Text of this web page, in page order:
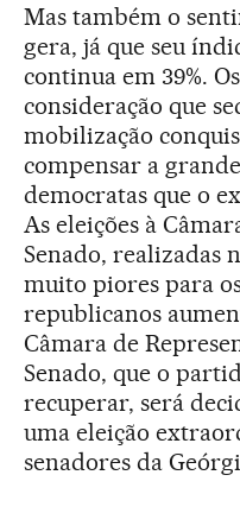
Mas também o
gera, já que seu
continua em 39%.
consideração que
mobilização
compensar a
democratas que o
As eleições à
Senado, realizadas
muito piores para
republicanos
Câmara de
Senado, que o
recuperar, será
uma eleição
senadores da